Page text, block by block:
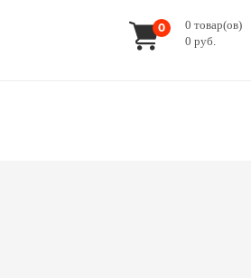
0 0 товар(ов)
0 руб.